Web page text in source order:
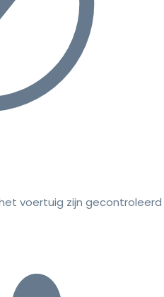
voertuig zijn gecontroleerd